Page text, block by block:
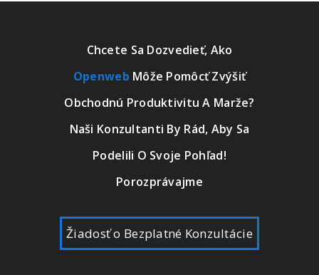
Chcete Sa Dozvedieť, Ako
Openweb Môže Pomôcť Zvýšiť
Obchodnú Produktivitu A Marže?
Naši Konzultanti By Rád, Aby Sa
Podelili O Svoje Pohľad!
Porozprávajme
Žiadosť o Bezplatné Konzultácie